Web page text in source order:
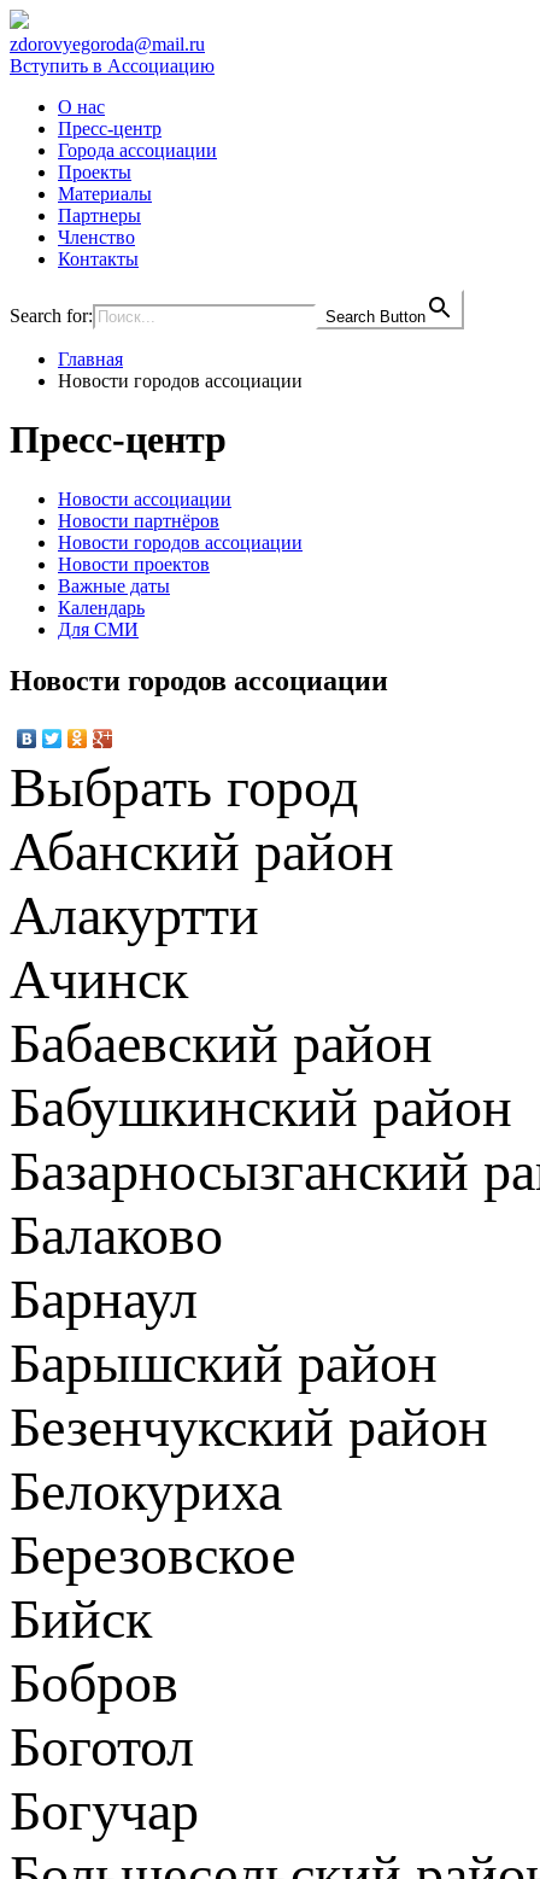
zdorovyegoroda@mail.ru
Вступить в Ассоциацию
О нас
Пресс-центр
Города ассоциации
Проекты
Материалы
Партнеры
Членство
Контакты
Search for: Search Button
Главная
Новости городов ассоциации
Пресс-центр
Новости ассоциации
Новости партнёров
Новости городов ассоциации
Новости проектов
Важные даты
Календарь
Для СМИ
Новости городов ассоциации
Выбрать город
Абанский район
Алакуртти
Ачинск
Бабаевский район
Бабушкинский район
Базарносызганский
Балаково
Барнаул
Барышский район
Безенчукский район
Белокуриха
Березовское
Бийск
Бобров
Боготол
Богучар